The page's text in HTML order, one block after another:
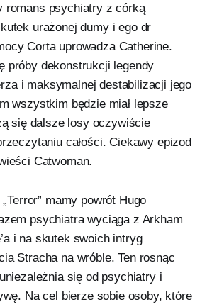
romans psychiatry z córką
urażonej dumy i ego dr
Corta uprowadza Catherine.
próby dekonstrukcji legendy
i maksymalnej destabilizacji jego
wszystkim będzie miał lepsze
się dalsze losy oczywiście
całości. Ciekawy epizod
Catwoman.
mamy powrót Hugo
psychiatra wyciąga z Arkham
i na skutek swoich intryg
Stracha na wróble. Ten rosnąc
się od psychiatry i
Na cel bierze sobie osoby, które